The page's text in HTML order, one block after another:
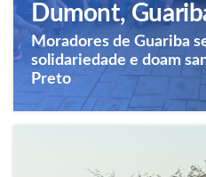
Dumont,
Moradores de Guariba
solidariedade e doam
Preto